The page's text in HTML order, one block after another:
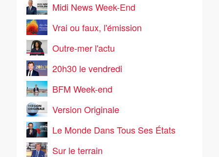
Midi News Week-End
Vrai ou faux, l'émission
Outre-mer l'actu
20h30 le vendredi
BFM Week-end
Version Originale
Le Monde Dans Tous Ses États
Sur le terrain